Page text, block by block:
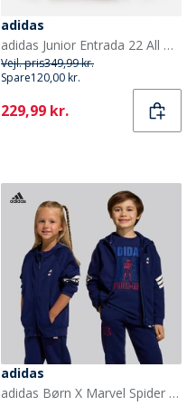
adidas
adidas Junior Entrada 22 All Weather Jakke Sort
Vejl. pris349,99 kr.
Spare120,00 kr.
Current
229,99 kr.
adidas
adidas Børn X Marvel Spider Man Træningsbluse Dark Blue/Off White